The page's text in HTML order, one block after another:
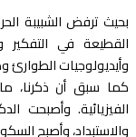
بحيث ترفض الشبيبة
القطيعة في
وأيديولوجيات
كما سبق أن ذكرنا،
الفيزيائية. وأصبحت
والاستبداد، وأصبح